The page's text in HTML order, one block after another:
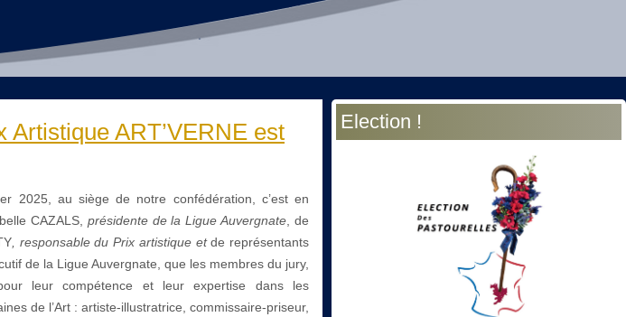
ART’VERNE est
2025, au siège de notre confédération, c’est en
CAZALS, présidente de la Ligue Auvergnate , de
, responsable du Prix artistique etde représentants
de la Ligue Auvergnate, que les membres du jury,
leur compétence et leur expertise dans les
de l’Art : artiste-illustratrice, commissaire-priseur,
Election !
Année
précédente
Mois
précédent
Année
suivante
Mois
suivant